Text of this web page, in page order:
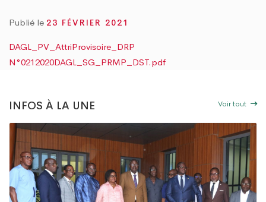
DU PEUL III : DES ÉQUIPEMENTS SPORTIFS OFFERTS AUX COMMUNES DU
Publié le 23 FÉVRIER 2021
DAGL_PV_AttriProvisoire_DRP
N°0212020DAGL_SG_PRMP_DST.pdf
INFOS À LA UNE Voir tout